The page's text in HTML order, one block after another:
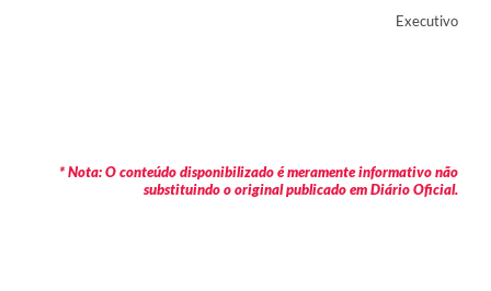
Executivo
* Nota: O conteúdo disponibilizado é meramente informativo não
substituindo o original publicado em Diário Oficial.